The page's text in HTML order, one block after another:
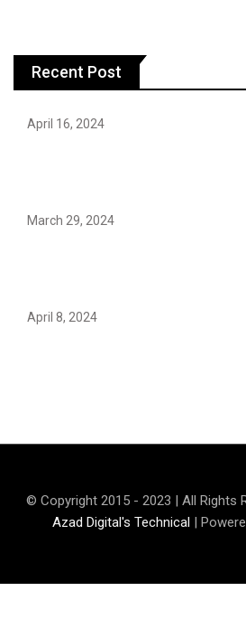
Recent Post
April 16, 2024
March 29, 2024
April 8, 2024
© Copyright 2015 - 2023 | All Rights
Azad Digital's Technical |